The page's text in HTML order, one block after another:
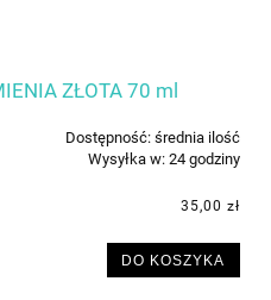
ZŁOTA 70 ml
Dostępność: średnia ilość
Wysyłka w: 24 godziny
35,00 zł
DO KOSZYKA